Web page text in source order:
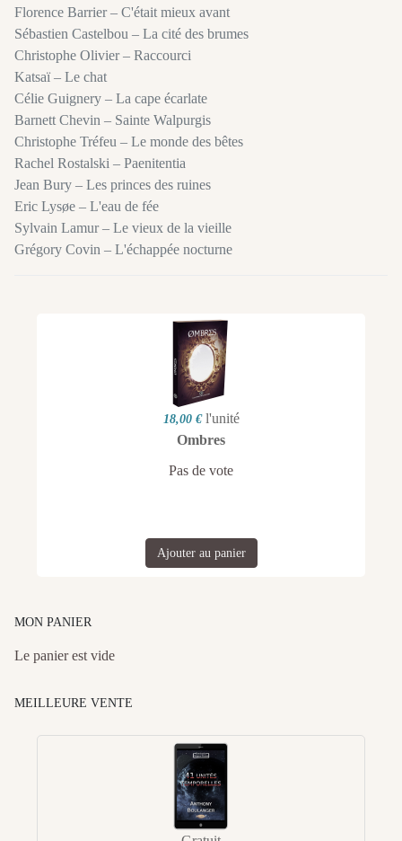
Florence Barrier – C'était mieux avant
Sébastien Castelbou – La cité des brumes
Christophe Olivier – Raccourci
Katsaï – Le chat
Célie Guignery – La cape écarlate
Barnett Chevin – Sainte Walpurgis
Christophe Tréfeu – Le monde des bêtes
Rachel Rostalski – Paenitentia
Jean Bury – Les princes des ruines
Eric Lysøe – L'eau de fée
Sylvain Lamur – Le vieux de la vieille
Grégory Covin – L'échappée nocturne
18,00 € l'unité
Ombres
Pas de vote
Ajouter au panier
MON PANIER
Le panier est vide
MEILLEURE VENTE